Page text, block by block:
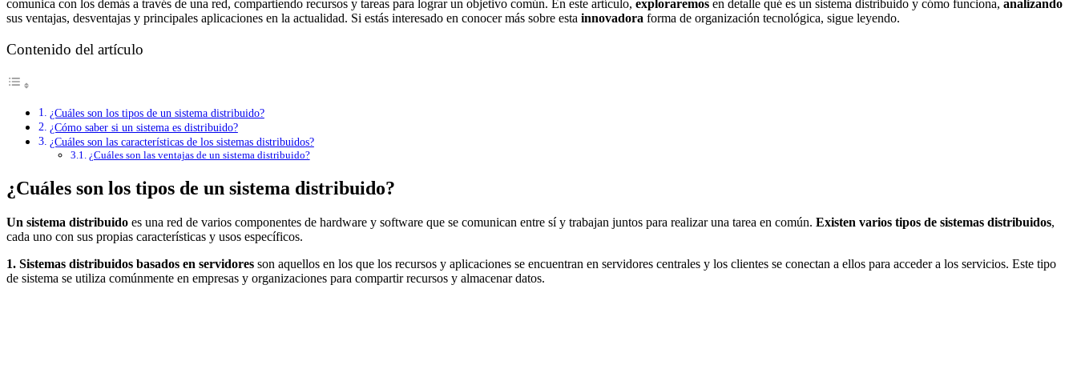
comunica con los demás a través de una red, compartiendo recursos y tareas para lograr un objetivo común. En este artículo, exploraremos en detalle qué es un sistema distribuido y cómo funciona, analizando
sus ventajas, desventajas y principales aplicaciones en la actualidad. Si estás interesado en conocer más sobre esta innovadora forma de organización tecnológica, sigue leyendo.
Contenido del artículo
¿Cuáles son los tipos de un sistema distribuido?
¿Cómo saber si un sistema es distribuido?
¿Cuáles son las características de los sistemas distribuidos?
¿Cuáles son las ventajas de un sistema distribuido?
¿Cuáles son los tipos de un sistema distribuido?
Un sistema distribuido es una red de varios componentes de hardware y software que se comunican entre sí y trabajan juntos para realizar una tarea en común. Existen varios tipos de sistemas distribuidos,
cada uno con sus propias características y usos específicos.
1. Sistemas distribuidos basados en servidores son aquellos en los que los recursos y aplicaciones se encuentran en servidores centrales y los clientes se conectan a ellos para acceder a los servicios. Este tipo
de sistema se utiliza comúnmente en empresas y organizaciones para compartir recursos y almacenar datos.